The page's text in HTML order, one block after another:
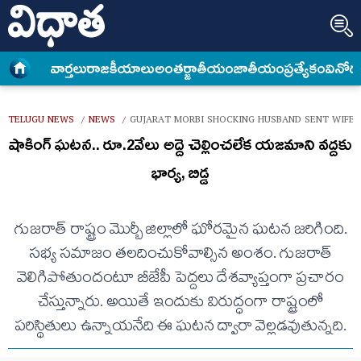
వార్త‌లురాజకీయాలుఅంత‌ర్జాతీయంజాతీయంప్రత్యేకం
TELUGU NEWS / NEWS / GUJARAT MORBI SHOCKING HUSBAND SENT
షాకింగ్ ఘటన.. రూ.2వేలు అద్దె చెల్లించలేక యజమాని వద్దకు
భార్య, బిడ్డ
గుజరాత్ రాష్ట్రం మొర్బీ జిల్లాలో ఘోరమైన ఘటన జరిగింది.
సభ్య సమాజం తలదించుకోవాల్సిన అంశం. గుజరాత్
వెలిగిపోతుందంటూ బీజేపీ పెద్దలు దేశవ్యాప్తంగా ప్రచారం
చేస్తున్నారు. అయితే ఇందుకు విరుద్ధంగా రాష్ట్రంలో
పరిస్థితులు ఉన్నాయనేది ఈ ఘటన ద్వారా వెల్లడవుతున్నది.